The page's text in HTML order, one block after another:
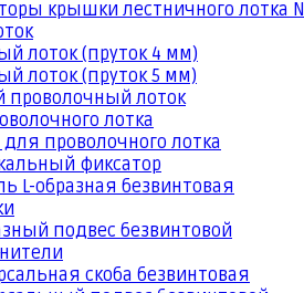
крышки лестничного лотка N
лоток (пруток 4 мм)
лоток (пруток 5 мм)
проволочный лоток
лотка
для проволочного лотка
фиксатор
L-образная безвинтовая
подвес безвинтовой
скоба безвинтовая